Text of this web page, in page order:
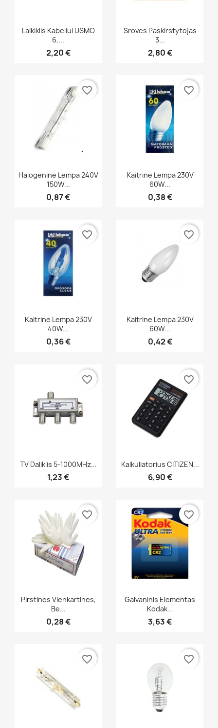
Greita peržiūra
Laikiklis Kabeliui USMO
6,...
2,20 €
Greita peržiūra
Sroves Paskirstytojas
3...
2,80 €
Greita peržiūra
Halogenine Lempa 240V
150W...
0,87 €
favorite_border
Greita peržiūra
Kaitrine Lempa 230V
60W...
0,38 €
favorite_border
Greita peržiūra
Kaitrine Lempa 230V
40W...
0,36 €
favorite_border
Greita peržiūra
Kaitrine Lempa 230V
60W...
0,42 €
favorite_border
Greita peržiūra
TV Daliklis 5-1000MHz...
1,23 €
favorite_border
Greita peržiūra
Kalkuliatorius CITIZEN...
6,90 €
favorite_border
Greita peržiūra
Pirstines Vienkartines,
Be...
0,28 €
favorite_border
Greita peržiūra
Galvaninis Elementas
Kodak...
3,63 €
favorite_border
favorite_border favorite_border